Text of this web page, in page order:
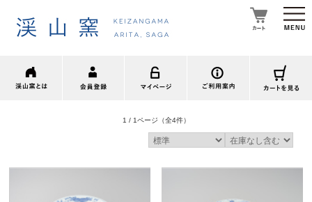
1 / 1ページ （全4件）